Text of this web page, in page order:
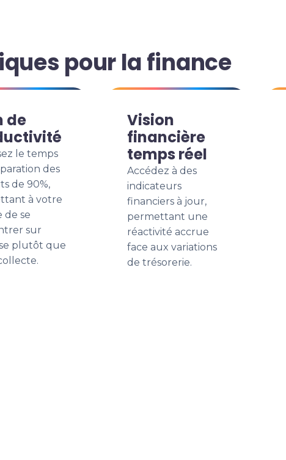
pour la finance
de
le temps
des
de 90%,
à votre
de se
sur
plutôt que
Vision
financière
temps réel
Accédez à des
indicateurs
financiers à jour,
permettant une
réactivité accrue
face aux variations
de trésorerie.